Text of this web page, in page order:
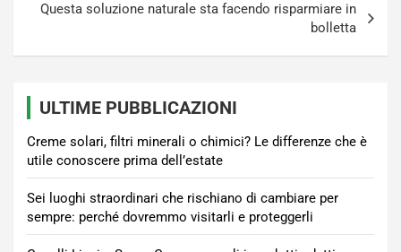
Questa soluzione naturale sta facendo risparmiare in
bolletta
ULTIME PUBBLICAZIONI
Creme solari, filtri minerali o chimici? Le differenze che è
utile conoscere prima dell’estate
Sei luoghi straordinari che rischiano di cambiare per
sempre: perché dovremmo visitarli e proteggerli